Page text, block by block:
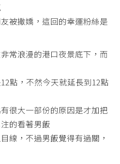
被撒嬌，這回的幸運粉絲是
常浪漫的港口夜景底下，而
點，不然今天就延長到12點
很大一部份的原因是才加把
的看著男飯
線，不過男飯覺得有過關，